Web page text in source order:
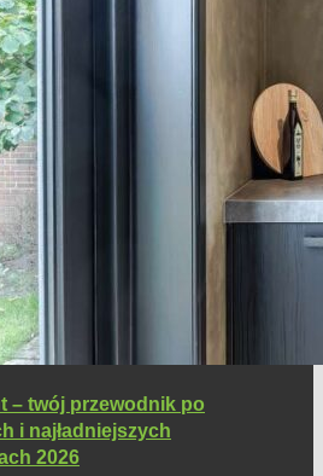
– twój przewodnik po
i najładniejszych
2026